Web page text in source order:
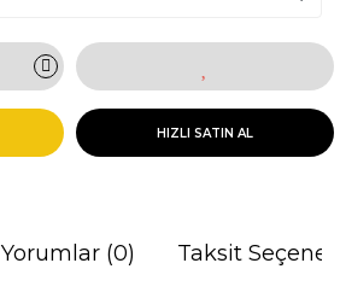
HIZLI SATIN AL
Yorumlar (0) Taksit